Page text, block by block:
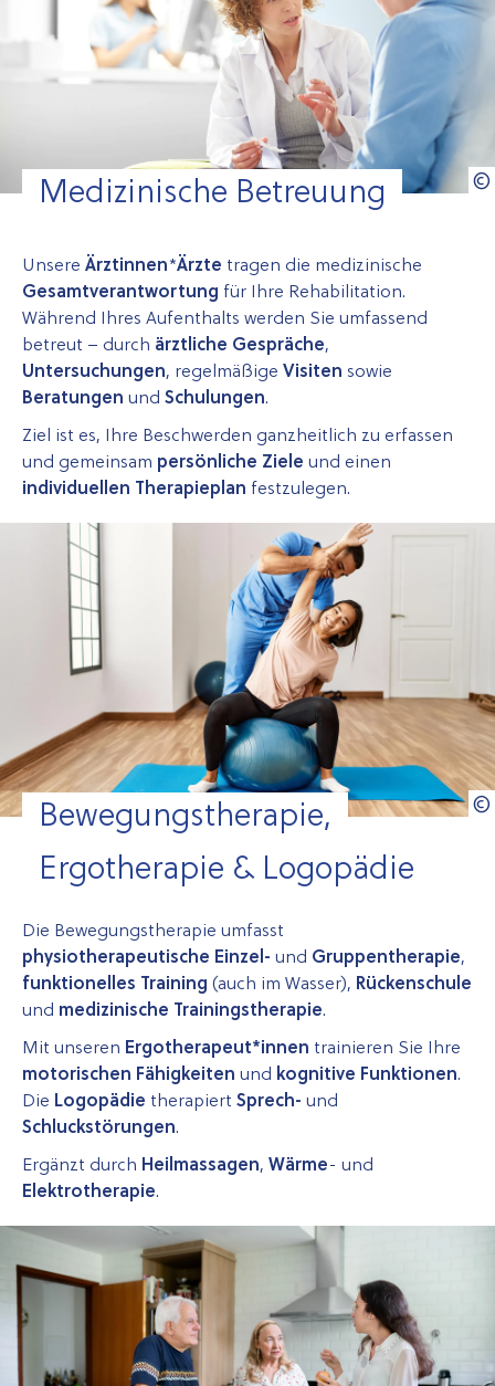
Medizinische Betreuung
Unsere Ärztinnen*Ärzte tragen die medizinische
Gesamtverantwortung für Ihre Rehabilitation.
Während Ihres Aufenthalts werden Sie umfassend
betreut – durch ärztliche Gespräche,
Untersuchungen, regelmäßige Visiten sowie
Beratungen und Schulungen.
Ziel ist es, Ihre Beschwerden ganzheitlich zu erfassen
und gemeinsam persönliche Ziele und einen
individuellen Therapieplan festzulegen.
Bewegungstherapie,
Ergotherapie & Logopädie
Die Bewegungstherapie umfasst
physiotherapeutische Einzel- und Gruppentherapie,
funktionelles Training (auch im Wasser), Rückenschule
und medizinische Trainings­therapie.
Mit unseren Ergotherapeut*innen trainieren Sie Ihre
motorischen Fähigkeiten und kognitive Funktionen.
Die Logopädie therapiert Sprech- und
Schluckstörungen.
Ergänzt durch Heilmassagen, Wärme- und
Elektrotherapie.